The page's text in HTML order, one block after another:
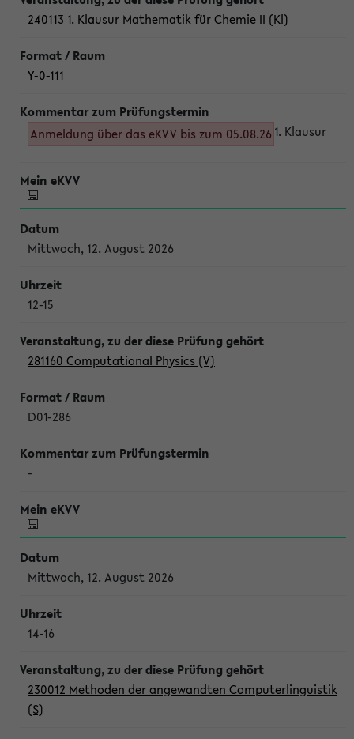
240113 1. Klausur Mathematik für Chemie II (Kl)
Y-0-111
Anmeldung über das eKVV bis zum 05.08.26 1. Klausur
Mittwoch, 12. August 2026
12-15
281160 Computational Physics (V)
D01-286
-
Mittwoch, 12. August 2026
14-16
230012 Methoden der angewandten Computerlinguistik
(S)